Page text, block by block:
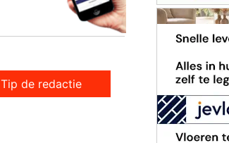
Tip de redactie